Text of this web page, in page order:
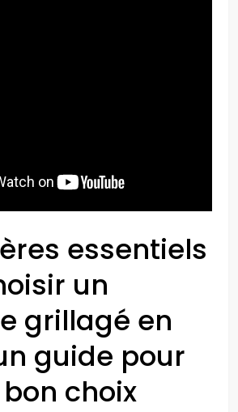
essentiels
un
grillagé en
guide pour
choix